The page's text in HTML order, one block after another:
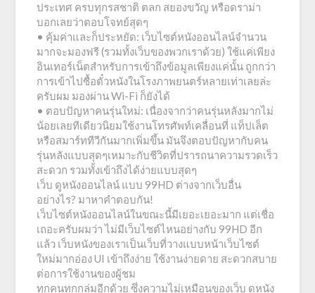
ประเทศ ครบทุกรสชาติ ตลก สยองขวัญ หรือดราม่า
บอกเลยว่าตอบโจทย์สุดๆ
• คุ้มค่าและก็ประหยัด: เว็บไซต์หนังออนไลน์จำนวน
มากจะมองฟรี (รวมทั้งเว็บของพวกเราด้วย) ใช้แค่เพียง
อินเทอร์เน็ตสำหรับการเข้าถึงข้อมูลเพียงแค่นั้น ถูกกว่า
การเข้าไปซื้อตั๋วหนังในโรงภาพยนตร์หลายเท่าเลยล่ะ
ครับผม มองผ่าน Wi-Fi ก็ยังได้
• ตอบปัญหาคนรุ่นใหม่: เนื่องจากว่าคนรุ่นหลังมากไม่
น้อยเลยทีเดียวนิยมใช้งานโทรศัพท์เคลื่อนที่ แท็ปเล็ต
หรือสมาร์ททีวีกันมากเพิ่มขึ้น มันจึงตอบปัญหากับคน
รุ่นหลังแบบสุดๆเหมาะกับชีวิตที่ปรารถนาความรวดเร็ว
สะดวก รวมทั้งเข้าถึงได้ง่ายแบบสุดๆ
เว็บ ดูหนังออนไลน์ แบบ 99HD ต่างจากเว็บอื่น
อย่างไร? มาหาคำตอบกัน!
เว็บไซต์หนังออนไลน์ในขณะนี้มีเยอะเยอะมาก แต่เชื่อ
เถอะครับผมว่า ไม่มีเว็บไซต์ไหนอย่างกับ 99HD อีก
แล้ว เว็บหนังของเราเป็นเว็บที่วางแบบหน้าเว็บไซต์
ใหม่มากอ่อง UI เข้าถึงง่าย ใช้งานง่ายดาย สะดวกสบาย
ต่อการใช้งานของผู้ชม
ทุกคนทุกกลุ่มอีกด้วย ซึ่งความไม่เหมือนของเว็บ ดูหนัง